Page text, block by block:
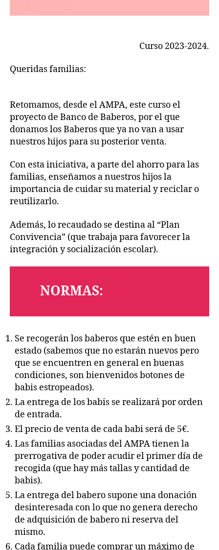
Curso 2023-2024.
Queridas familias:
Retomamos, desde el AMPA, este curso el
proyecto de Banco de Baberos, por el que
donamos los Baberos que ya no van a usar
nuestros hijos para su posterior venta.
Con esta iniciativa, a parte del ahorro para las
familias, enseñamos a nuestros hijos la
importancia de cuidar su material y reciclar o
reutilizarlo.
Además, lo recaudado se destina al “Plan
Convivencia” (que trabaja para favorecer la
integración y socialización escolar).
NORMAS:
Se recogerán los baberos que estén en buen
estado (sabemos que no estarán nuevos pero
que se encuentren en general en buenas
condiciones, son bienvenidos botones de
babis estropeados).
La entrega de los babis se realizará por orden
de entrada.
El precio de venta de cada babi será de 5€.
Las familias asociadas del AMPA tienen la
prerrogativa de poder acudir el primer día de
recogida (que hay más tallas y cantidad de
babis).
La entrega del babero supone una donación
desinteresada con lo que no genera derecho
de adquisición de babero ni reserva del
mismo.
Cada familia puede comprar un máximo de